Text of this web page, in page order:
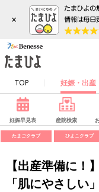
×
TOP 妊娠・出産
妊娠早見表 産院検索
たまごクラブ ひよこクラブ
【出産準備に！
「肌にやさしい